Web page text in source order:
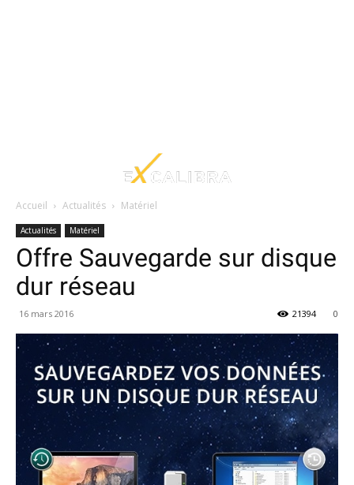
Accueil Actualités Matériel
Actualités Matériel
Offre Sauvegarde sur disque
dur réseau
16 mars 2016 0
21394